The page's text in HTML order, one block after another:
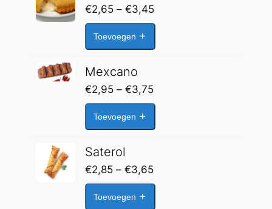
€2,65 – €3,45Prijsklasse:
€2,65
Toevoegen
Mexcano
€2,95 – €3,75Prijsklasse:
€2,95
Toevoegen
Saterol
€2,85 – €3,65Prijsklasse:
€2,85
Toevoegen